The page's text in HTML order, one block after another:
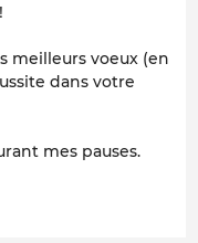
meilleurs voeux (en
dans votre
mes pauses.